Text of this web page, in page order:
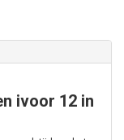
ivoor 12 in